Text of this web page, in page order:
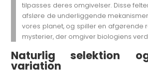
tilpasses deres omgivelser. Disse
afsløre de underliggende
vores planet, og spiller en afgørende
mysterier, der omgiver biologiens
Naturlig selektion
variation